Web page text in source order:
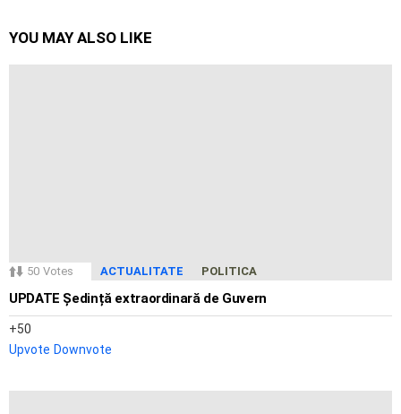
YOU MAY ALSO LIKE
50 Votes ACTUALITATE POLITICA
UPDATE Ședință extraordinară de Guvern
50
Upvote Downvote